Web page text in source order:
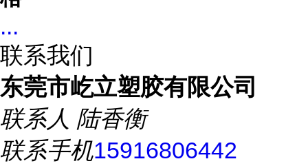
...
联系我们
东莞市屹立塑胶有限公司
联系人 陆香衡
联系手机15916806442